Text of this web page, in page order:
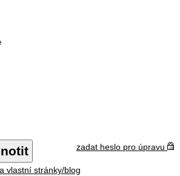
zadat heslo pro úpravu
vlastní stránky/blog